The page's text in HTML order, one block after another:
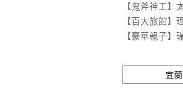
【鬼斧神工】
【百大旅館】
【豪華親子】
宜